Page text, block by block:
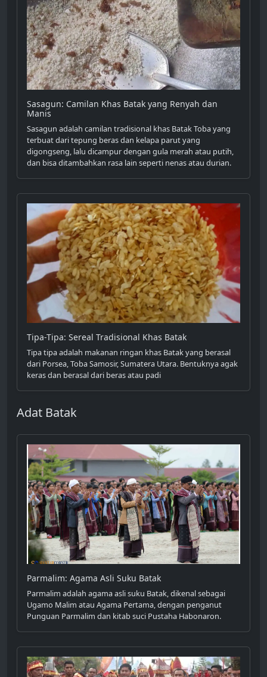
Sasagun: Camilan Khas Batak yang Renyah dan
Manis
Sasagun adalah camilan tradisional khas Batak Toba yang
terbuat dari tepung beras dan kelapa parut yang
digongseng, lalu dicampur dengan gula merah atau putih,
dan bisa ditambahkan rasa lain seperti nenas atau durian.
Tipa-Tipa: Sereal Tradisional Khas Batak
Tipa tipa adalah makanan ringan khas Batak yang berasal
dari Porsea, Toba Samosir, Sumatera Utara. Bentuknya agak
keras dan berasal dari beras atau padi
Adat Batak
Parmalim: Agama Asli Suku Batak
Parmalim adalah agama asli suku Batak, dikenal sebagai
Ugamo Malim atau Agama Pertama, dengan penganut
Punguan Parmalim dan kitab suci Pustaha Habonaron.